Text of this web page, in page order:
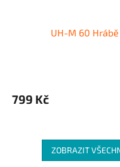
UH-M 60
799 Kč
ZOBRAZIT